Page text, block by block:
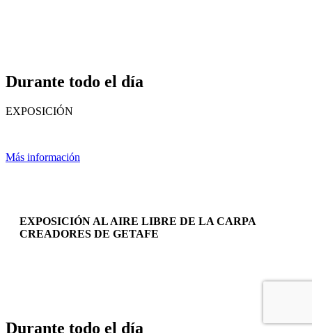
Durante todo el día
EXPOSICIÓN
Más información
EXPOSICIÓN AL AIRE LIBRE DE LA CARPA
CREADORES DE GETAFE
Durante todo el día